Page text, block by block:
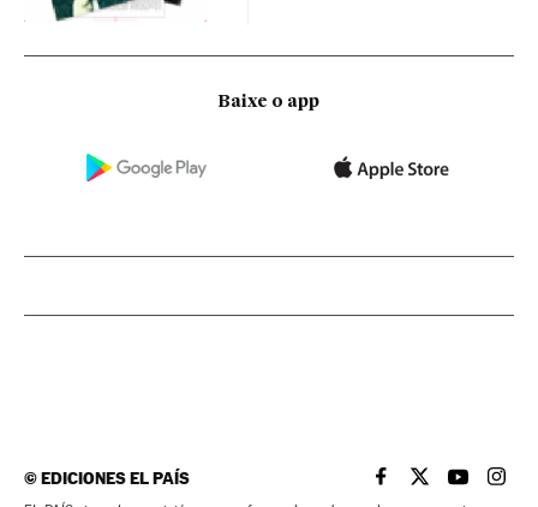
Baixe o app
©EDICIONES EL PAÍS EL PAÍS BRASIL EN
EL PAÍSEL PAÍS
EL